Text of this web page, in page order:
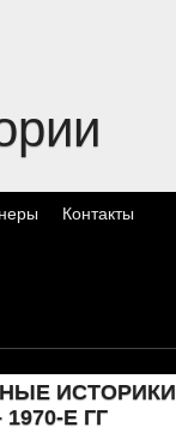
Контакты
ИСТОРИКИ
Е ГГ